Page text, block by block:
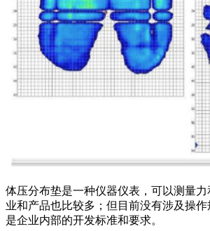
体压分布垫是一种仪器仪表，可以测量
业和产品也比较多；但目前没有涉及操
是企业内部的开发标准和要求。